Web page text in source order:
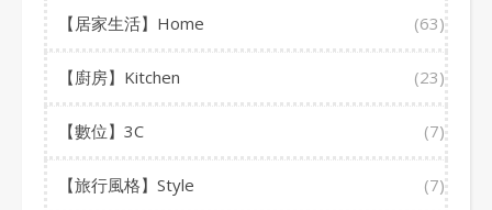
【居家生活】Home (63)
【廚房】Kitchen (23)
【數位】3C (7)
【旅行風格】Style (7)